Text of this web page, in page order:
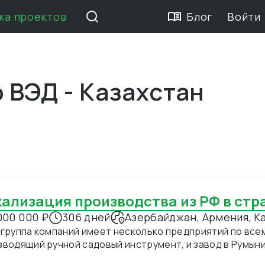
проектов Блог Войти
- Казахстан
производства из РФ в
000 ₽ 306 дней Азербайджан, Армения,
компаний имеет несколько предприятий по
ручной садовый инструмент, и завод в